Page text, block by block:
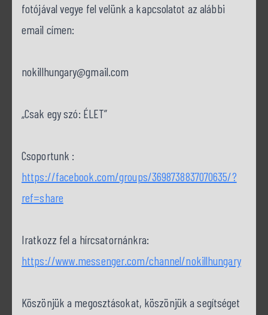
fotójával vegye fel velünk a kapcsolatot az alábbi
email címen:
nokillhungary@gmail.com
„Csak egy szó: ÉLET”
Csoportunk :
https://facebook.com/groups/3698738837070635/?
ref=share
Iratkozz fel a hírcsatornánkra:
https://www.messenger.com/channel/nokillhungary
Köszönjük a megosztásokat, köszönjük a segítséget